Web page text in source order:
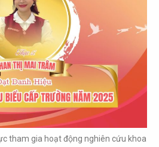
tham gia hoạt động nghiên cứu khoa